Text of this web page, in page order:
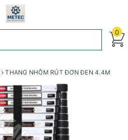
0
THANG NHÔM RÚT ĐƠN ĐEN 4.4M